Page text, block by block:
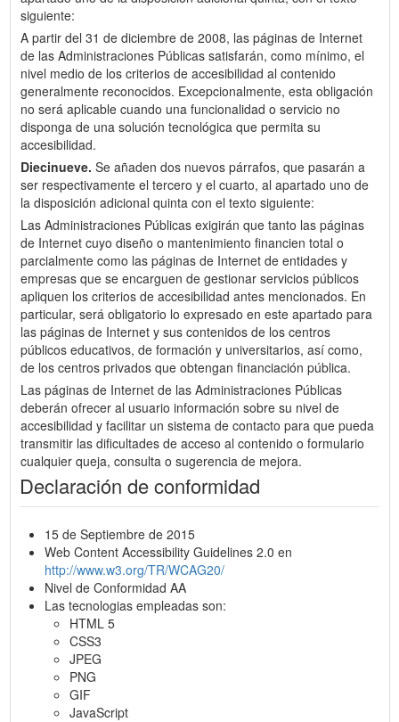
siguiente:
A partir del 31 de diciembre de 2008, las páginas de Internet
de las Administraciones Públicas satisfarán, como mínimo, el
nivel medio de los criterios de accesibilidad al contenido
generalmente reconocidos. Excepcionalmente, esta obligación
no será aplicable cuando una funcionalidad o servicio no
disponga de una solución tecnológica que permita su
accesibilidad.
Diecinueve. Se añaden dos nuevos párrafos, que pasarán a
ser respectivamente el tercero y el cuarto, al apartado uno de
la disposición adicional quinta con el texto siguiente:
Las Administraciones Públicas exigirán que tanto las páginas
de Internet cuyo diseño o mantenimiento financien total o
parcialmente como las páginas de Internet de entidades y
empresas que se encarguen de gestionar servicios públicos
apliquen los criterios de accesibilidad antes mencionados. En
particular, será obligatorio lo expresado en este apartado para
las páginas de Internet y sus contenidos de los centros
públicos educativos, de formación y universitarios, así como,
de los centros privados que obtengan financiación pública.
Las páginas de Internet de las Administraciones Públicas
deberán ofrecer al usuario información sobre su nivel de
accesibilidad y facilitar un sistema de contacto para que pueda
transmitir las dificultades de acceso al contenido o formulario
cualquier queja, consulta o sugerencia de mejora.
Declaración de conformidad
15 de Septiembre de 2015
Web Content Accessibility Guidelines 2.0 en
http://www.w3.org/TR/WCAG20/
Nivel de Conformidad AA
Las tecnologias empleadas son:
HTML 5
CSS3
JPEG
PNG
GIF
JavaScript